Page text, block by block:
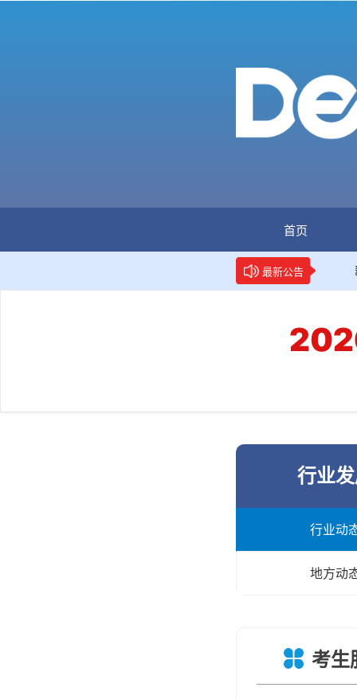
首页
最新公告
新华网权威报道：两
行业
行业动
地方动
考生